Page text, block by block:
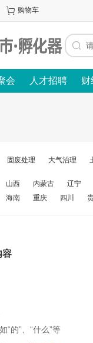
购物车
会 人才招聘 财
固废处理 大气治理
山西 内蒙古
辽宁
海南 重庆 四川
容
“的”、“什么”等